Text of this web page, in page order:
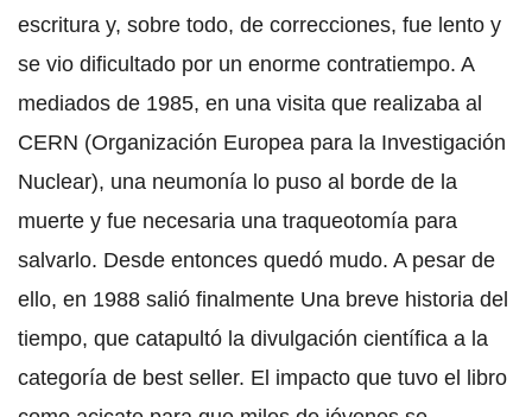
escritura y, sobre todo, de correcciones, fue lento y
se vio dificultado por un enorme contratiempo. A
mediados de 1985, en una visita que realizaba al
CERN (Organización Europea para la Investigación
Nuclear), una neumonía lo puso al borde de la
muerte y fue necesaria una traqueotomía para
salvarlo. Desde entonces quedó mudo. A pesar de
ello, en 1988 salió finalmente Una breve historia del
tiempo, que catapultó la divulgación científica a la
categoría de best seller. El impacto que tuvo el libro